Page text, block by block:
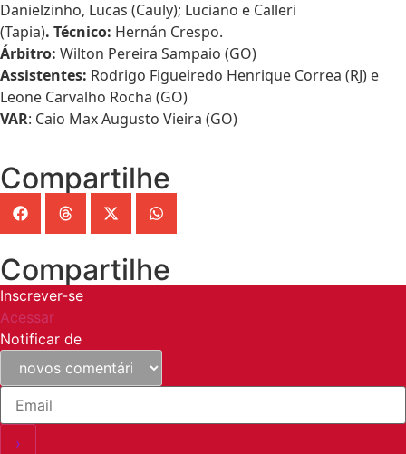
Danielzinho, Lucas (Cauly); Luciano e Calleri
(Tapia). Técnico: Hernán Crespo.
Árbitro: Wilton Pereira Sampaio (GO)
Assistentes: Rodrigo Figueiredo Henrique Correa (RJ) e
Leone Carvalho Rocha (GO)
VAR: Caio Max Augusto Vieira (GO)
Compartilhe
Compartilhe
Inscrever-se
Acessar
Notificar de